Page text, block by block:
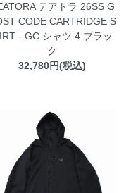
) 2022.12.30
プは休止させていただき
テアトラ 26SS G
CODE CARTRIDGE S
- GC シャツ 4 ブラッ
ク
32,780円(税込)